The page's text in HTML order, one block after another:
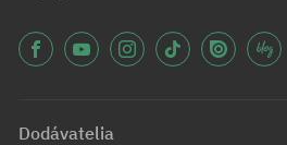
Dodávatelia